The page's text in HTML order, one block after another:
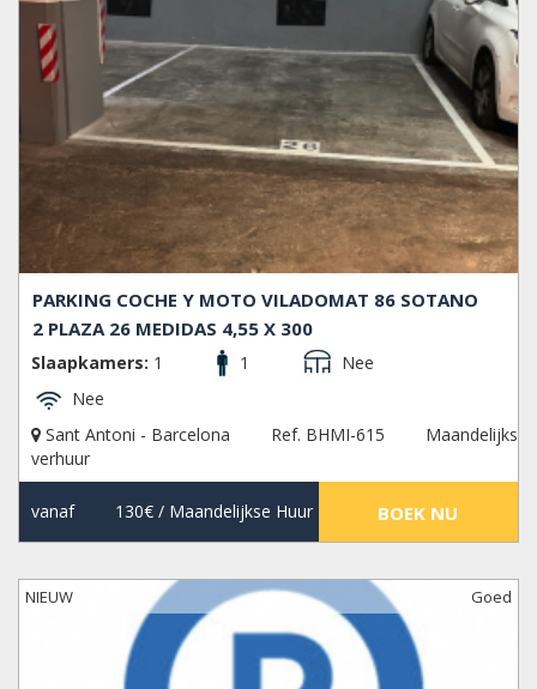
PARKING COCHE Y MOTO VILADOMAT 86 SOTANO
2 PLAZA 26 MEDIDAS 4,55 X 300
Slaapkamers: 1 1
Nee
Nee
Sant Antoni - Barcelona
Ref. BHMI-615
Maandelijks
verhuur
vanaf 130€/ Maandelijkse Huur BOEK NU
NIEUW Goed